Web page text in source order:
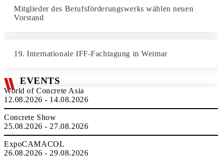
Mitglieder des Berufsförderungswerks wählen neuen
Vorstand
19. Internationale IFF-Fachtagung in Weimar
EVENTS
World of Concrete Asia
12.08.2026 - 14.08.2026
Concrete Show
25.08.2026 - 27.08.2026
ExpoCAMACOL
26.08.2026 - 29.08.2026